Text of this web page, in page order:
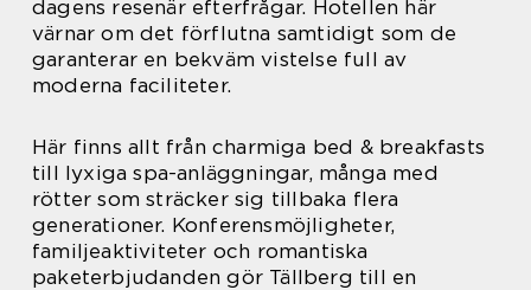
dagens resenär efterfrågar. Hotellen här
värnar om det förflutna samtidigt som de
garanterar en bekväm vistelse full av
moderna faciliteter.
Här finns allt från charmiga bed & breakfasts
till lyxiga spa-anläggningar, många med
rötter som sträcker sig tillbaka flera
generationer. Konferensmöjligheter,
familjeaktiviteter och romantiska
paketerbjudanden gör Tällberg till en